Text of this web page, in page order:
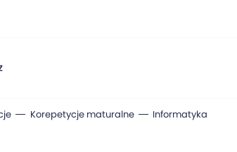
Korepetycje maturalne Informatyka